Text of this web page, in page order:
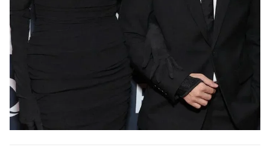
Theo dõi báo trên